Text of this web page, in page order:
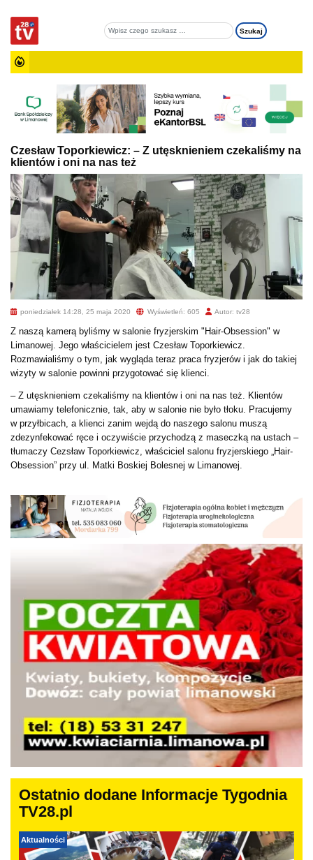
Czesław Toporkiewicz: – Z utęsknieniem czekaliśmy na
klientów i oni na nas też
poniedziałek 14:28, 25 maja 2020 Wyświetleń: 605 Autor: tv28
Z naszą kamerą byliśmy w salonie fryzjerskim "Hair-Obsession" w
Limanowej. Jego właścicielem jest Czesław Toporkiewicz.
Rozmawialiśmy o tym, jak wygląda teraz praca fryzjerów i jak do takiej
wizyty w salonie powinni przygotować się klienci.
– Z utęsknieniem czekaliśmy na klientów i oni na nas też. Klientów
umawiamy telefonicznie, tak, aby w salonie nie było tłoku. Pracujemy
w przyłbicach, a klienci zanim wejdą do naszego salonu muszą
zdezynfekować ręce i oczywiście przychodzą z maseczką na ustach –
tłumaczy Cezsław Toporkiewicz, właściciel salonu fryzjerskiego „Hair-
Obsession” przy ul. Matki Boskiej Bolesnej w Limanowej.
Ostatnio dodane Informacje Tygodnia
TV28.pl
Aktualności